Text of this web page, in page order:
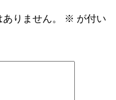
りません。 ※ が付い